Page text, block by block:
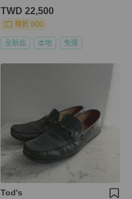
TWD 22,500
現折 800
全新品 本地 免運
Tod's